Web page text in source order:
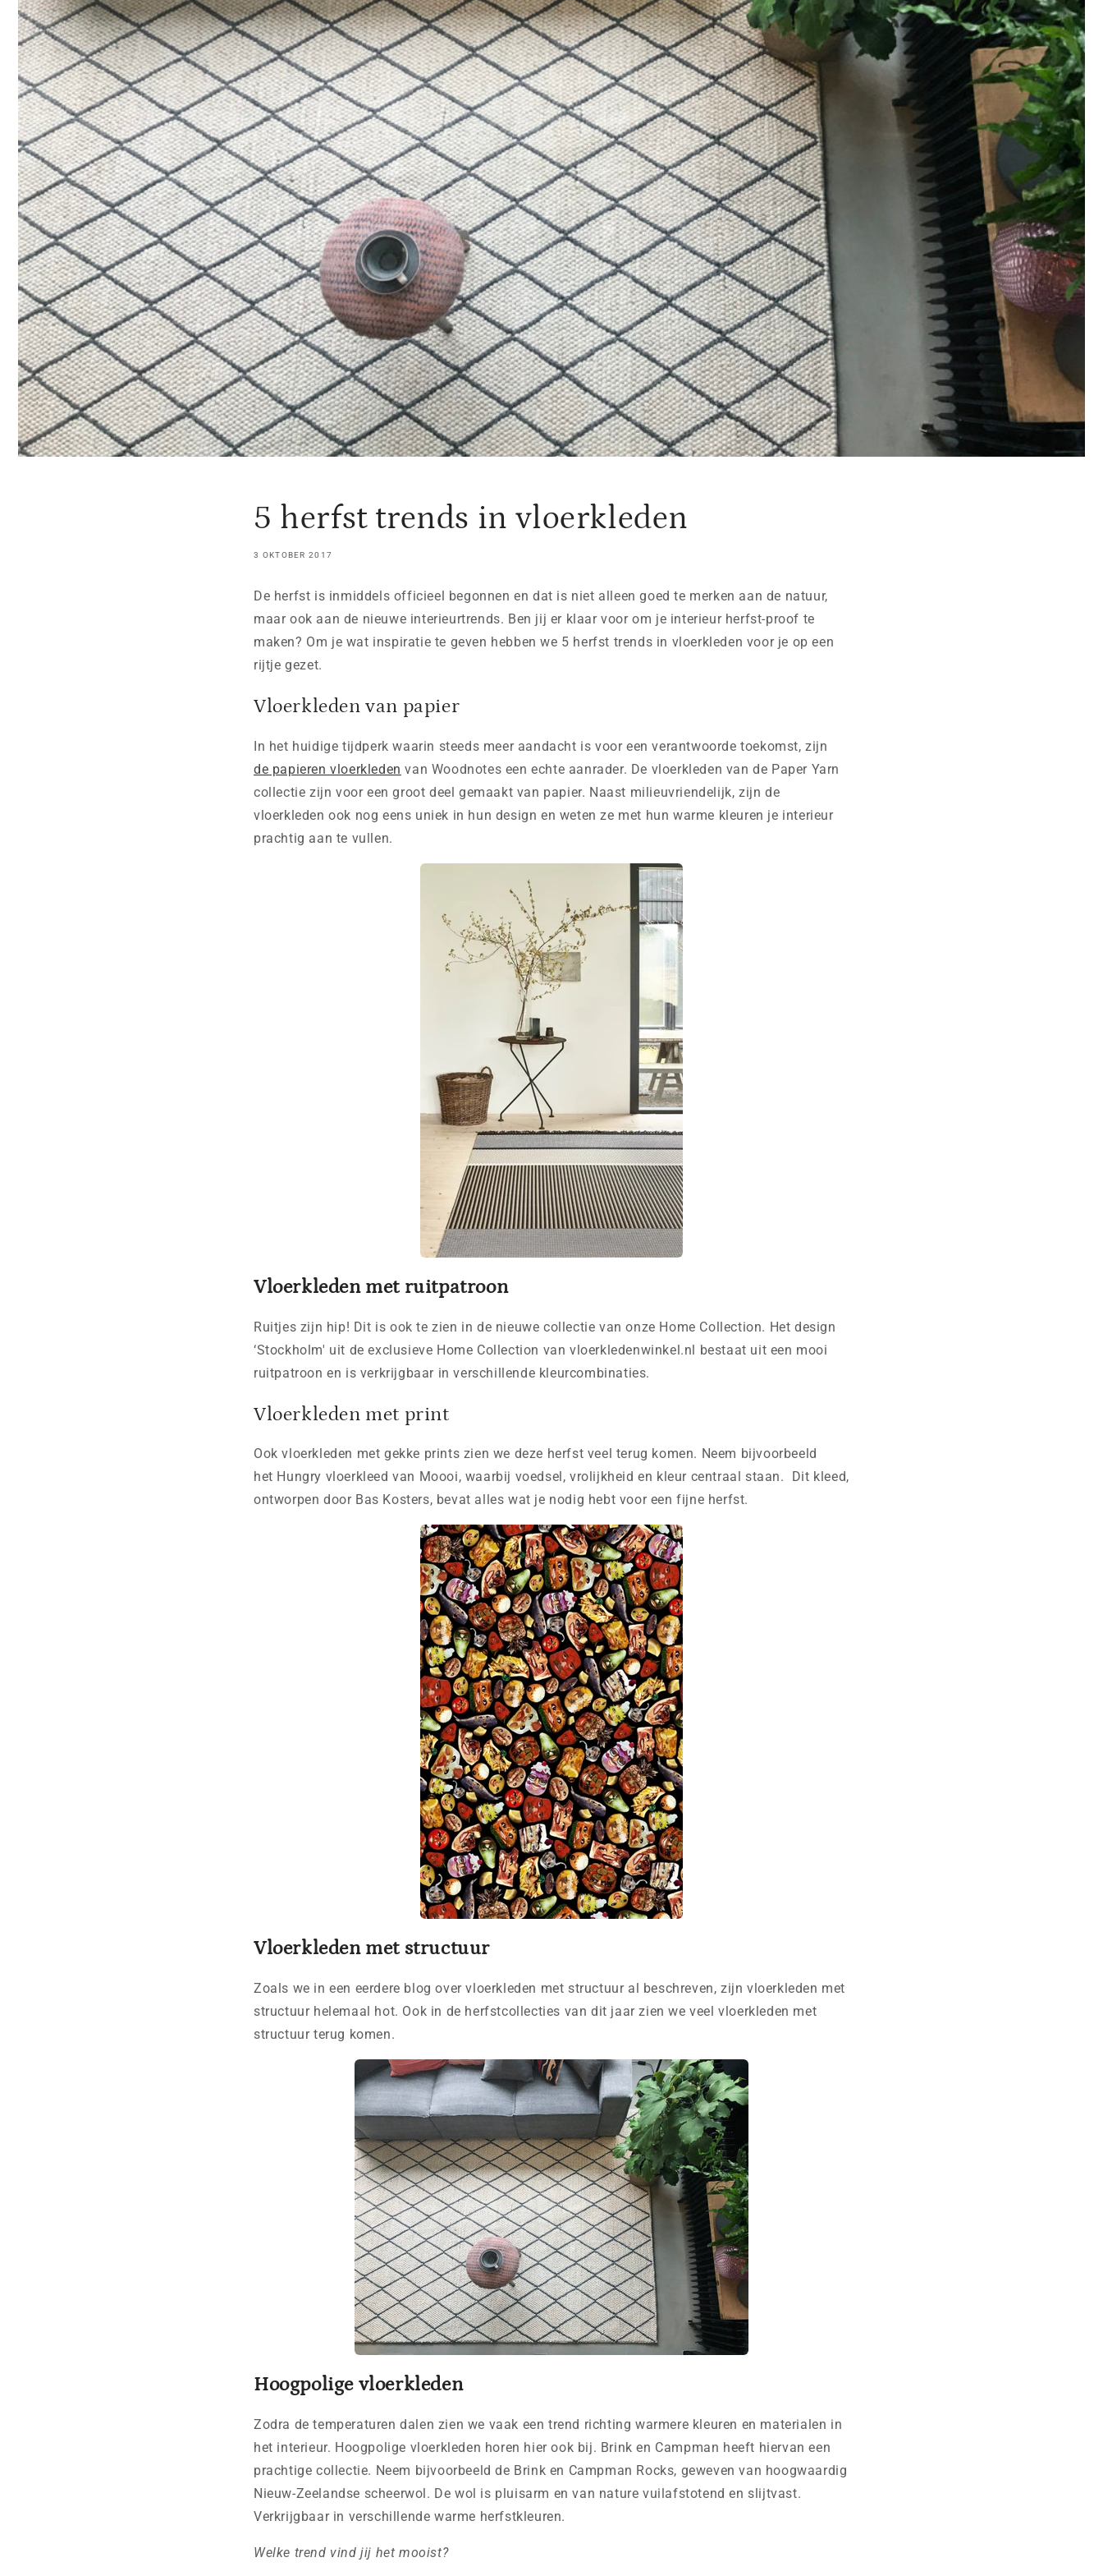
5 herfst trends in vloerkleden
3 OKTOBER 2017
De herfst is inmiddels officieel begonnen en dat is niet alleen goed te merken aan de natuur,
maar ook aan de nieuwe interieurtrends. Ben jij er klaar voor om je interieur herfst-proof te
maken? Om je wat inspiratie te geven hebben we 5 herfst trends in vloerkleden voor je op een
rijtje gezet.
Vloerkleden van papier
In het huidige tijdperk waarin steeds meer aandacht is voor een verantwoorde toekomst, zijn
de papieren vloerkleden van Woodnotes een echte aanrader. De vloerkleden van de Paper Yarn
collectie zijn voor een groot deel gemaakt van papier. Naast milieuvriendelijk, zijn de
vloerkleden ook nog eens uniek in hun design en weten ze met hun warme kleuren je interieur
prachtig aan te vullen.
Vloerkleden met ruitpatroon
Ruitjes zijn hip! Dit is ook te zien in de nieuwe collectie van onze Home Collection. Het design
‘Stockholm' uit de exclusieve Home Collection van vloerkledenwinkel.nl bestaat uit een mooi
ruitpatroon en is verkrijgbaar in verschillende kleurcombinaties.
Vloerkleden met print
Ook vloerkleden met gekke prints zien we deze herfst veel terug komen. Neem bijvoorbeeld
het Hungry vloerkleed van Moooi, waarbij voedsel, vrolijkheid en kleur centraal staan. Dit kleed,
ontworpen door Bas Kosters, bevat alles wat je nodig hebt voor een fijne herfst.
Vloerkleden met structuur
Zoals we in een eerdere blog over vloerkleden met structuur al beschreven, zijn vloerkleden met
structuur helemaal hot. Ook in de herfstcollecties van dit jaar zien we veel vloerkleden met
structuur terug komen.
Hoogpolige vloerkleden
Zodra de temperaturen dalen zien we vaak een trend richting warmere kleuren en materialen in
het interieur. Hoogpolige vloerkleden horen hier ook bij. Brink en Campman heeft hiervan een
prachtige collectie. Neem bijvoorbeeld de Brink en Campman Rocks, geweven van hoogwaardig
Nieuw-Zeelandse scheerwol. De wol is pluisarm en van nature vuilafstotend en slijtvast.
Verkrijgbaar in verschillende warme herfstkleuren.
Welke trend vind jij het mooist?